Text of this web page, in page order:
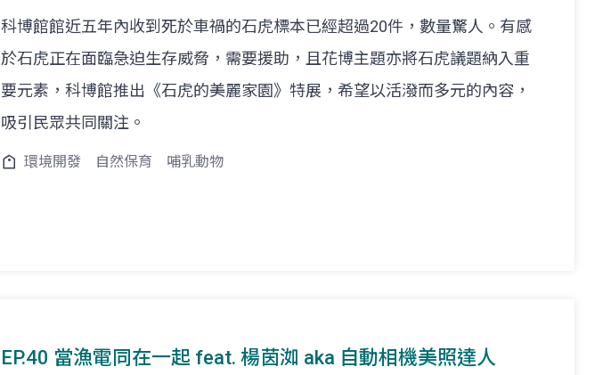
科博館館近五年內收到死於車禍的石虎標本已經超過20件，數量驚人。有感
於石虎正在面臨急迫生存威脅，需要援助，且花博主題亦將石虎議題納入重
要元素，科博館推出《石虎的美麗家園》特展，希望以活潑而多元的內容，
吸引民眾共同關注。
環境開發 自然保育 哺乳動物
EP.40 當漁電同在一起 feat. 楊茵洳 aka 自動相機美照達人